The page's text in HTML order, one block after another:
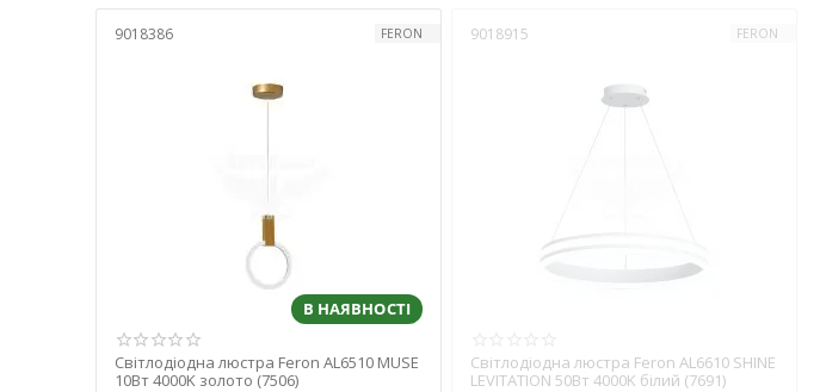
9018386 FERON
В НАЯВНОСТІ
Світлодіодна люстра Feron AL6510 MUSE
10Вт 4000K золото (7506)
9018915 FERON
Світлодіодна люстра Feron AL6610 SHINE
LEVITATION 50Вт 4000K білий (7691)